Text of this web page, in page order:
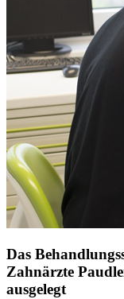
Das
Zahnärzte
ausgelegt